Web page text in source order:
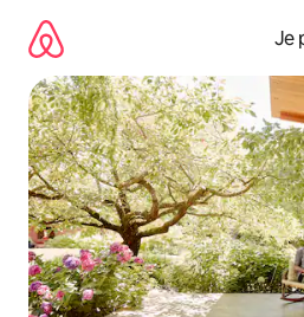
direct
naar
inhoud
Je